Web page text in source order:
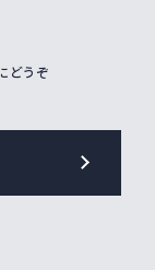
どうぞ